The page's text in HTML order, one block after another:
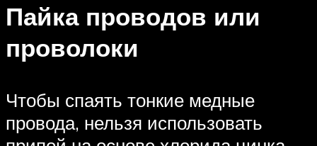
Пайка проводов или
проволоки
Чтобы спаять тонкие медные
провода, нельзя использовать